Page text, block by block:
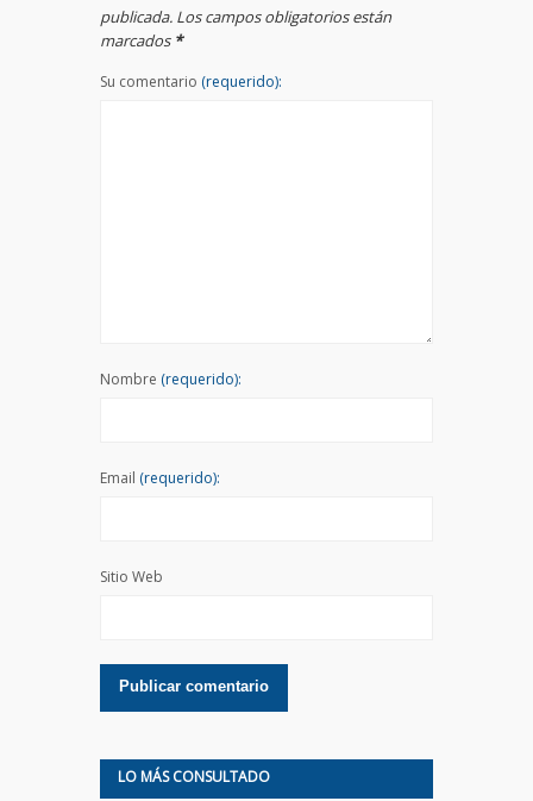
publicada. Los campos obligatorios están
marcados *
Su comentario (requerido):
Nombre (requerido):
Email (requerido):
Sitio Web
LO MÁS CONSULTADO